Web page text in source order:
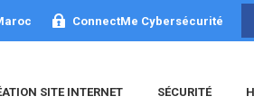
ConnectMe Cybersécurité
SITE INTERNET SÉCURITÉ